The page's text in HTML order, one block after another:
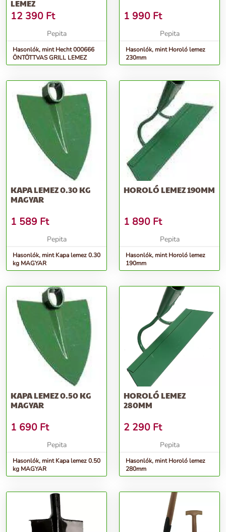
LEMEZ
12 390 Ft
Pepita
Hasonlók, mint Hecht 000666
ÖNTÖTTVAS GRILL LEMEZ
1 990 Ft
Pepita
Hasonlók, mint Horoló lemez
230mm
KAPA LEMEZ 0.30 KG
MAGYAR
1 589 Ft
Pepita
Hasonlók, mint Kapa lemez 0.30
kg MAGYAR
HOROLÓ LEMEZ 190MM
1 890 Ft
Pepita
Hasonlók, mint Horoló lemez
190mm
KAPA LEMEZ 0.50 KG
MAGYAR
1 690 Ft
Pepita
Hasonlók, mint Kapa lemez 0.50
kg MAGYAR
HOROLÓ LEMEZ
280MM
2 290 Ft
Pepita
Hasonlók, mint Horoló lemez
280mm